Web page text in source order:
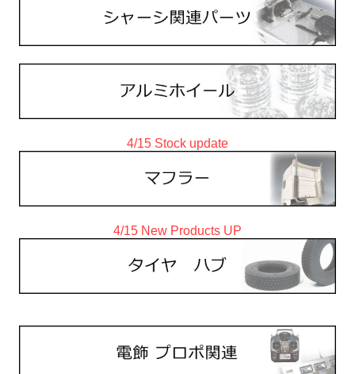
4/15 Stock update
4/15 New Products UP